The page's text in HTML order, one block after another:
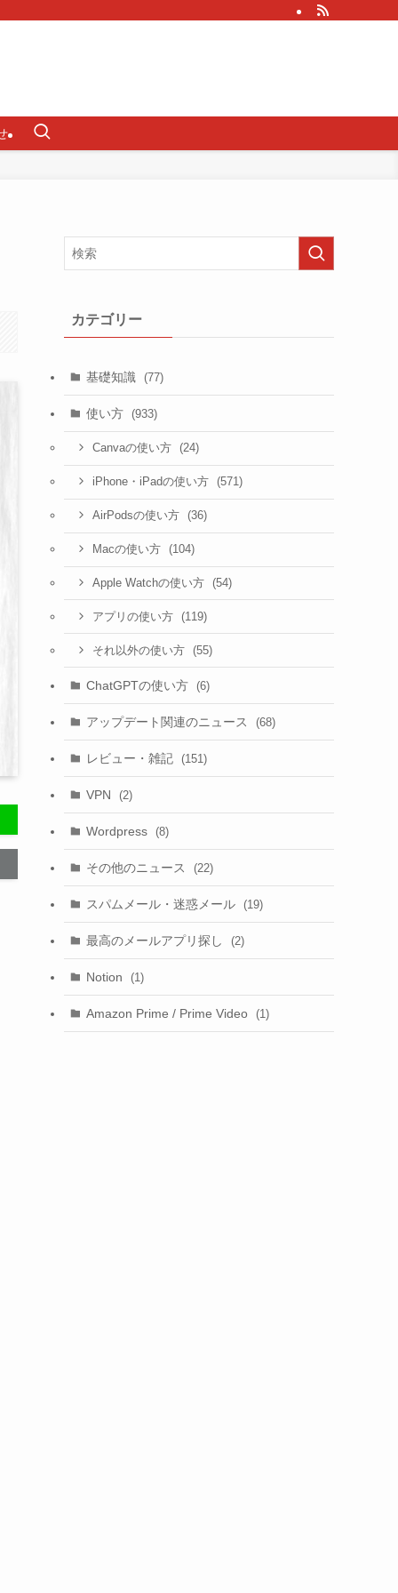
カテゴリー
基礎知識 (77)
使い方 (933)
Canvaの使い方 (24)
iPhone・iPadの使い方 (571)
AirPodsの使い方 (36)
Macの使い方 (104)
Apple Watchの使い方 (54)
アプリの使い方 (119)
それ以外の使い方 (55)
ChatGPTの使い方 (6)
アップデート関連のニュース (68)
レビュー・雑記 (151)
VPN (2)
Wordpress (8)
その他のニュース (22)
スパムメール・迷惑メール (19)
最高のメールアプリ探し (2)
Notion (1)
Amazon Prime / Prime Video (1)